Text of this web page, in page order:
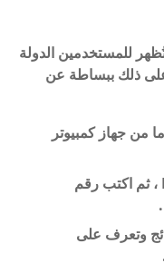
للمستخدمين الدولة
على ذلك ببساطة عن
من جهاز كمبيوتر
انقر فوق خيار Reverse Phone ، ثم اكتب رقم
وتعرف على